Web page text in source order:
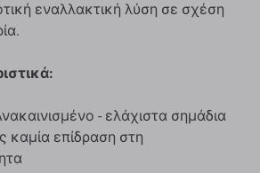
εναλλακτική λύση σε σχέση
- ελάχιστα σημάδια
καμία επίδραση στη